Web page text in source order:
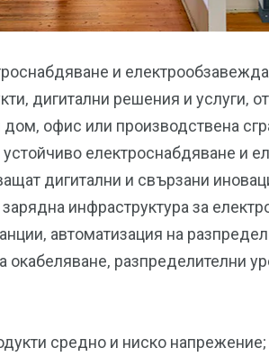
и
дигитални решения и услуги,
офис или производствена
устойчивo електроснабдяване и
дигитални и свързани
инфраструктура за
автоматизация на
окабеляване, разпределителни
средно и ниско